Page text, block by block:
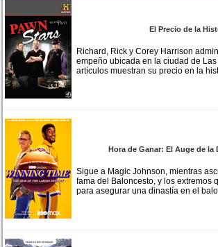
El Precio de la
Richard, Rick y Corey Harrison
empeño ubicada en la ciudad de
artículos muestran su precio en la
Hora de Ganar: El Auge de la
Sigue a Magic Johnson, mientras
fama del Baloncesto, y los extremos
para asegurar una dinastía en el